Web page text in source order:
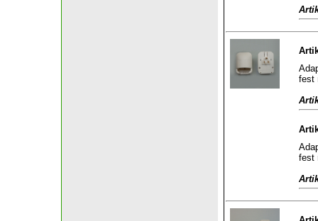
fest
fest